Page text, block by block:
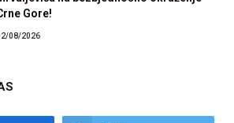
Gore!
08/2026